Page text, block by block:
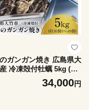
ガンガン焼き 広島県大
冷凍殻付牡蠣 5kg (約
から40個)｜かき 大粒 貝
フード オイスター 海鮮
34,000円